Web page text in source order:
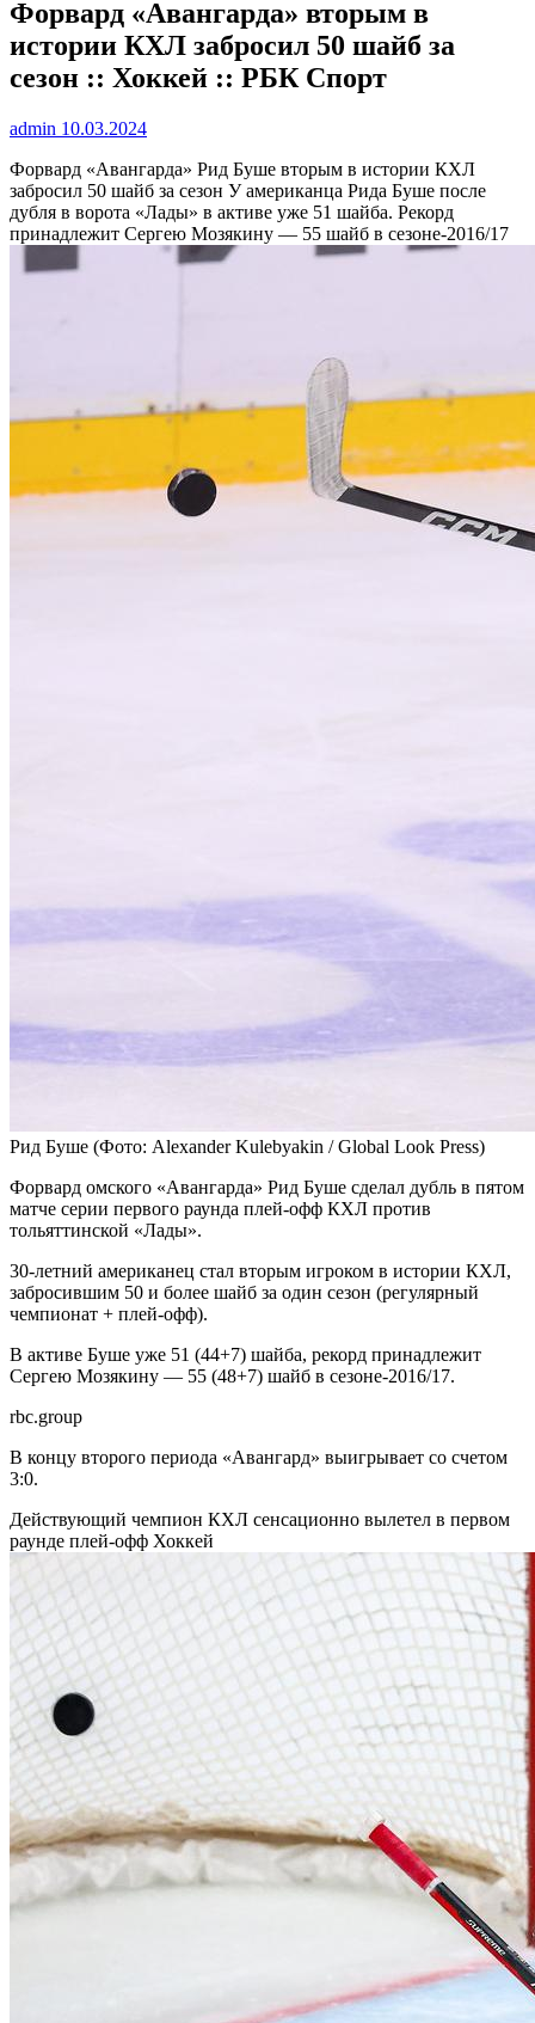
Форвард «Авангарда» вторым в
истории КХЛ забросил 50 шайб за
сезон :: Хоккей :: РБК Спорт
admin 10.03.2024
Форвард «Авангарда» Рид Буше вторым в истории КХЛ
забросил 50 шайб за сезон У американца Рида Буше после
дубля в ворота «Лады» в активе уже 51 шайба. Рекорд
принадлежит Сергею Мозякину — 55 шайб в сезоне-2016/17
Рид Буше (Фото: Alexander Kulebyakin / Global Look Press)
Форвард омского «Авангарда» Рид Буше сделал дубль в пятом
матче серии первого раунда плей-офф КХЛ против
тольяттинской «Лады».
30-летний американец стал вторым игроком в истории КХЛ,
забросившим 50 и более шайб за один сезон (регулярный
чемпионат + плей-офф).
В активе Буше уже 51 (44+7) шайба, рекорд принадлежит
Сергею Мозякину — 55 (48+7) шайб в сезоне-2016/17.
rbc.group
В концу второго периода «Авангард» выигрывает со счетом
3:0.
Действующий чемпион КХЛ сенсационно вылетел в первом
раунде плей-офф Хоккей